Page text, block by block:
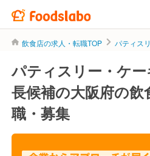
飲食店の求人・転職TOP パティス
パティスリー・ケ
長候補の大阪府の飲
職・募集